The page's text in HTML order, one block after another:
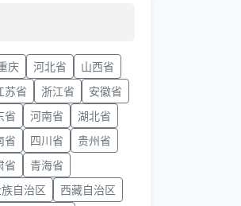
庆 河北省
山西省
苏省 浙江省
安徽省
省 河南省
湖北省
省 四川省
贵州省
省
青海省
自治区
西藏自治区